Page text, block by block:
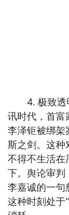
4. 极致透明
讯时代，首
李泽钜被绑架
斯之剑。这种
不得不生活在
下。舆论审判
李嘉诚的一句
这种时刻处于